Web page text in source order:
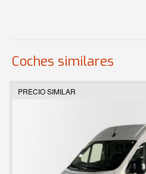
Coches similares
PRECIO SIMILAR